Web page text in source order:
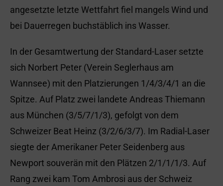
angesetzte letzte Wettfahrt fiel mangels Wind und
bei Dauerregen buchstäblich ins Wasser.
In der Gesamtwertung der Standard-Laser setzte
sich Norbert Peter (Verein Seglerhaus am
Wannsee) mit den Platzierungen 1/4/3/4/1 an die
Spitze. Auf Platz zwei landete Andreas Thiemann
aus München (3/5/7/1/3), gefolgt von dem
Schweizer Beat Heinz (3/2/6/3/7). Im Radial-Laser
siegte der Amerikaner Peter Seidenberg aus
Newport souverän mit den Plätzen 2/1/1/1/3. Auf
Rang zwei kam Tom Ambrosi aus der Schweiz